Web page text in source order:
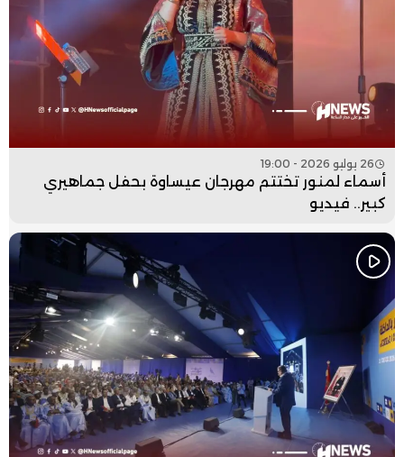
26 يوليو 2026 - 19:00
أسماء لمنور تختتم مهرجان عيساوة بحفل جماهيري
كبير.. فيديو